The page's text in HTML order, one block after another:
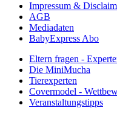
Impressum &
AGB
Mediadaten
BabyExpress Abo
Eltern fragen -
Die MiniMucha
Tierexperten
Covermodel -
Veranstaltungstipps